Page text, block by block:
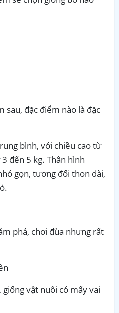
sau, đặc điểm nào là đặc
bình, với chiều cao từ
đến 5 kg. Thân hình
gọn, tương đối thon dài,
phá, chơi đùa nhưng rất
giống vật nuôi có mấy vai